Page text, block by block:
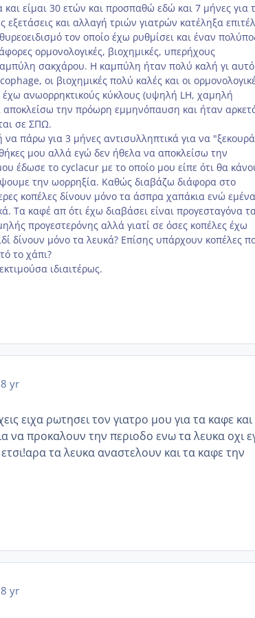
είμαι 30 ετών και προσπαθώ εδώ και 7 μήνες για
και αλλαγή τριών γιατρών κατέληξα
τον οποίο έχω ρυθμίσει και έναν
ορμονολογικές, βιοχημικές, υπερήχους
σακχάρου. Η καμπύλη ήταν πολύ καλή γι αυτό
οι βιοχημικές πολύ καλές και οι
έχω ανωορρηκτικούς κύκλους (υψηλή LH, χαμηλή
αποκλείσω την πρόωρη εμμηνόπαυση και ήταν
σε ΣΠΩ.
πάρω για 3 μήνες αντισυλληπτικά για να
μου αλλά εγώ δεν ήθελα να αποκλείσω την
έδωσε το cyclacur με το οποίο μου είπε ότι θα
την ωορρηξία. Καθώς διαβάζω διάφορα στο
κοπέλες δίνουν μόνο τα άσπρα χαπάκια ενώ
Τα καφέ απ ότι έχω διαβάσει είναι προγεσταγόνα τα
προγεστερόνης αλλά γιατί σε όσες κοπέλες έχω
δίνουν μόνο τα λευκά? Επίσης υπάρχουν κοπέλες
το χάπι?
ιδιαιτέρως.
8 yr
ειχα ρωτησει τον γιατρο μου για τα καφε
να προκαλουν την περιοδο ενω τα λευκα οχι
τα λευκα αναστελουν και τα καφε την
8 yr